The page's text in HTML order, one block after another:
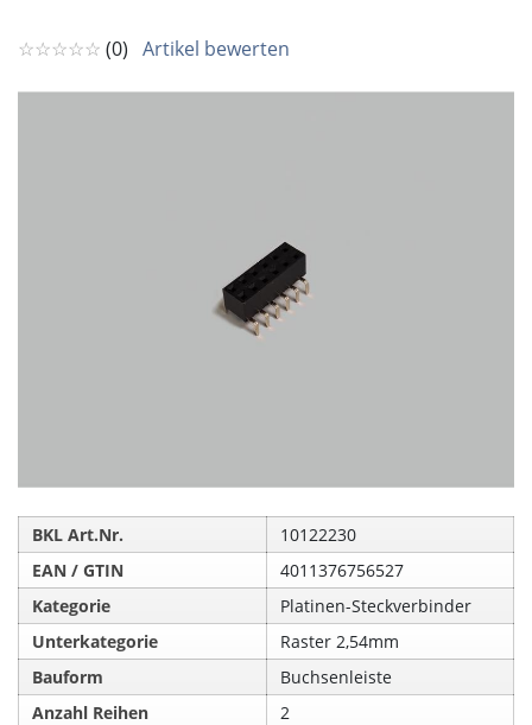
☆☆☆☆☆ (0) Artikel bewerten
BKL Art.Nr.
10122230
EAN / GTIN
4011376756527
Kategorie
Platinen-Steckverbinder
Unterkategorie
Raster 2,54mm
Bauform
Buchsenleiste
Anzahl Reihen
2